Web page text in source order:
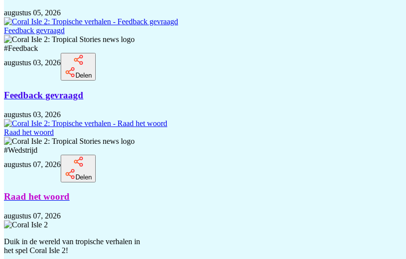
augustus 05, 2026
Feedback gevraagd
#Feedback
augustus 03, 2026
Delen
Feedback gevraagd
augustus 03, 2026
Raad het woord
#Wedstrijd
augustus 07, 2026
Delen
Raad het woord
augustus 07, 2026
Duik in de wereld van tropische verhalen in
het spel Coral Isle 2!